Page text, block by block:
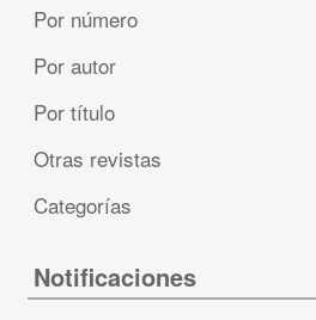
Por número
Por autor
Por título
Otras revistas
Categorías
Notificaciones